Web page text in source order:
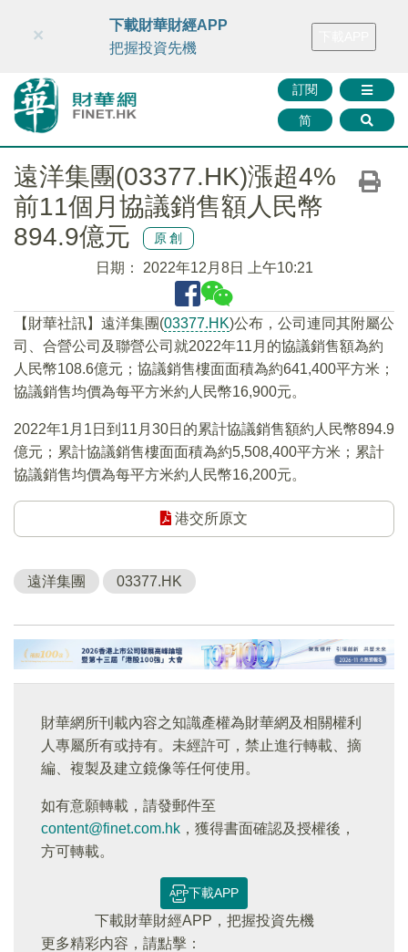
財華智庫網 FINTV FINMETA 財華證券 媒體矩陣
訂閱
简
×
下載財華財經APP
把握投資先機
遠洋集團(03377.HK)漲超4%
前11個月協議銷售額人民幣
894.9億元
原創
日期： 2022年12月8日 上午10:21
【財華社訊】遠洋集團(03377.HK)公布，公司連同其附屬公
司、合營公司及聯營公司就2022年11月的協議銷售額為約
人民幣108.6億元；協議銷售樓面面積為約641,400平方米；
協議銷售均價為每平方米約人民幣16,900元。
2022年1月1日到11月30日的累計協議銷售額約人民幣894.9
億元；累計協議銷售樓面面積為約5,508,400平方米；累計
協議銷售均價為每平方米約人民幣16,200元。
港交所原文
遠洋集團 03377.HK
財華網所刊載內容之知識產權為財華網及相關權利
人專屬所有或持有。未經許可，禁止進行轉載、摘
編、複製及建立鏡像等任何使用。
如有意願轉載，請發郵件至
content@finet.com.hk ，獲得書面確認及授權後，
方可轉載。
下載APP
下載財華財經APP，把握投資先機
更多精彩内容，請點擊：